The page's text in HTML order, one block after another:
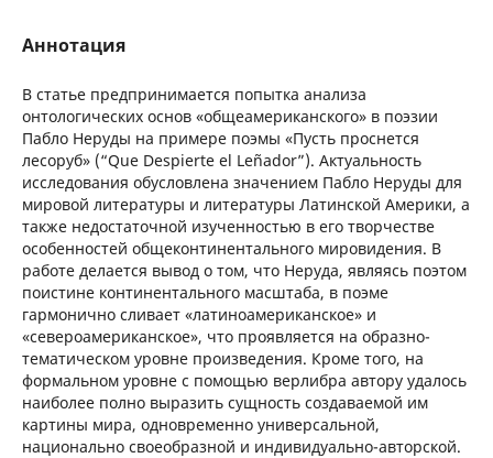
Аннотация
В статье предпринимается попытка анализа
онтологических основ «общеамериканского» в поэзии
Пабло Неруды на примере поэмы «Пусть проснется
лесоруб» (“Que Despierte el Leñador”). Актуальность
исследования обусловлена значением Пабло Неруды для
мировой литературы и литературы Латинской Америки, а
также недостаточной изученностью в его творчестве
особенностей общеконтинентального мировидения. В
работе делается вывод о том, что Неруда, являясь поэтом
поистине континентального масштаба, в поэме
гармонично сливает «латиноамериканское» и
«североамериканское», что проявляется на образно-
тематическом уровне произведения. Кроме того, на
формальном уровне с помощью верлибра автору удалось
наиболее полно выразить сущность создаваемой им
картины мира, одновременно универсальной,
национально своеобразной и индивидуально-авторской.